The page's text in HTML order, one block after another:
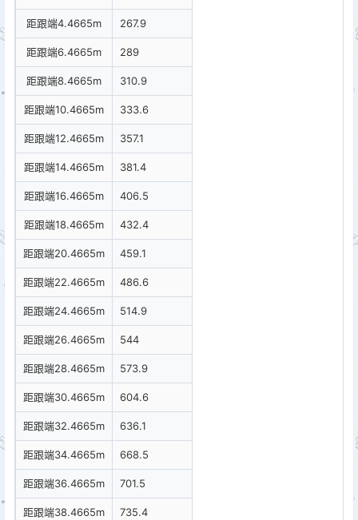
距跟端4.4665m 267.9
距跟端6.4665m 289
距跟端8.4665m 310.9
距跟端10.4665m 333.6
距跟端12.4665m 357.1
距跟端14.4665m 381.4
距跟端16.4665m 406.5
距跟端18.4665m 432.4
距跟端20.4665m 459.1
距跟端22.4665m 486.6
距跟端24.4665m 514.9
距跟端26.4665m 544
距跟端28.4665m 573.9
距跟端30.4665m 604.6
距跟端32.4665m 636.1
距跟端34.4665m 668.5
距跟端36.4665m 701.5
距跟端38.4665m 735.4